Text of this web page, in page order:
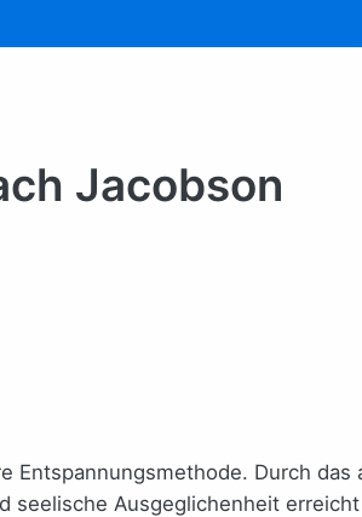
Jacobson
Durch
Ausgeglichenheit